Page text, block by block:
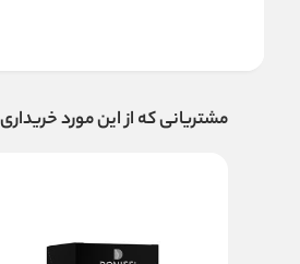
مشتریانی که از این مورد